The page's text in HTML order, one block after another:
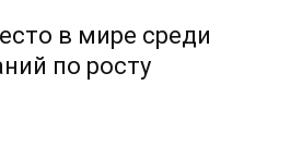
в мире среди
по росту